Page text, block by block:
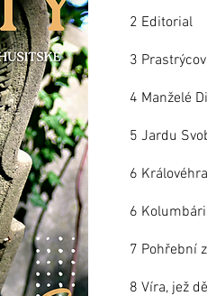
2 Editorial
3
4 Manželé
5 Jardu
6
6
7 Pohřební
8 Víra, jež